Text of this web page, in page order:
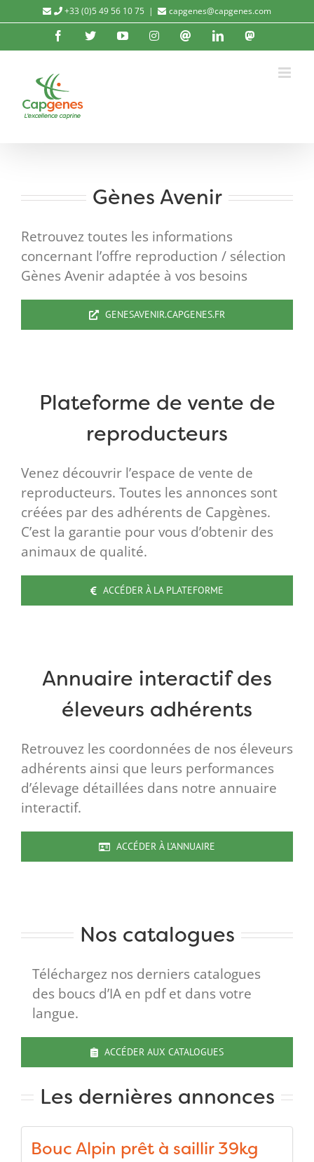
au
contenu
+33 (0)5 49 56 10 75 | capgenes@capgenes.com
Facebook
X YouTubeInstagram
ThreadsLinkedIn
Gènes Avenir
Retrouvez toutes les informations
concernant l’offre reproduction / sélection
Gènes Avenir adaptée à vos besoins
GENESAVENIR.CAPGENES.FR
Plateforme de vente de
reproducteurs
Venez découvrir l’espace de vente de
reproducteurs. Toutes les annonces sont
créées par des adhérents de Capgènes.
C’est la garantie pour vous d’obtenir des
animaux de qualité.
ACCÉDER À LA PLATEFORME
Annuaire interactif des
éleveurs adhérents
Retrouvez les coordonnées de nos éleveurs
adhérents ainsi que leurs performances
d’élevage détaillées dans notre annuaire
interactif.
ACCÉDER À L’ANNUAIRE
Nos catalogues
Téléchargez nos derniers catalogues
des boucs d’IA en pdf et dans votre
langue.
ACCÉDER AUX CATALOGUES
Les dernières annonces
Bouc Alpin prêt à saillir 39kg